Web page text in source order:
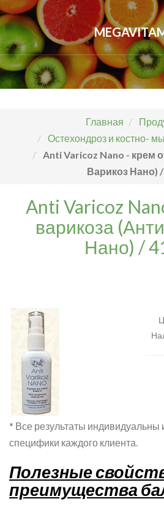
Главная
Остехондроз и костно-
Anti Varicoz Nano - крем
Варикоз Нано)
Anti Varicoz
варикоза
Нано) /
* Все результаты индивидуальны
специфики каждого клиента.
Полезные
преимущества